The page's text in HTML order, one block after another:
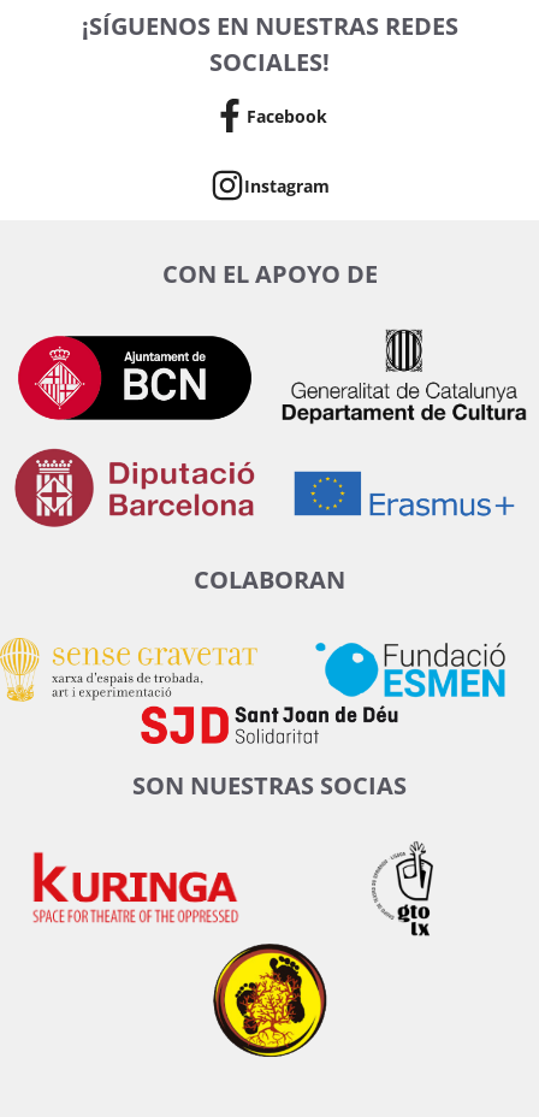
¡SÍGUENOS EN NUESTRAS REDES
SOCIALES!
Facebook
Instagram
CON EL APOYO DE
COLABORAN
SON NUESTRAS SOCIAS